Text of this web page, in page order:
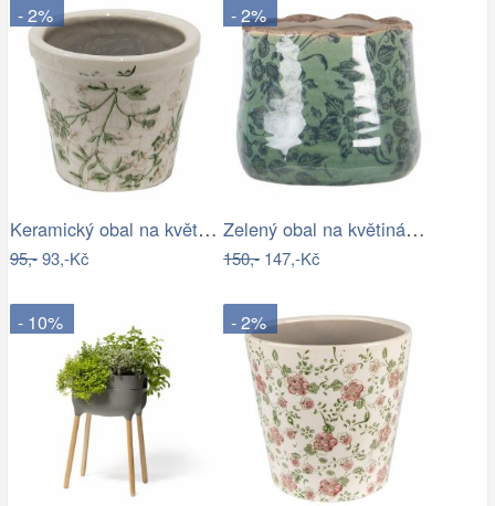
- 2%
Keramický obal na květináč se zelenými…
95,-93,-Kč
- 2%
Zelený obal na květináč s květy a…
150,-147,-Kč
- 10% - 2%